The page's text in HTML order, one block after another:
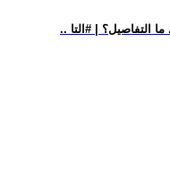
التفاصيل؟ | #التا